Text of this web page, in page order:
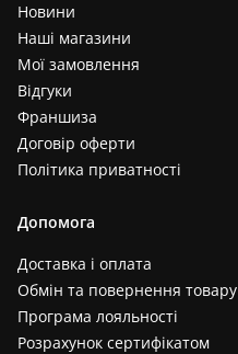
Новини
Наші магазини
Мої замовлення
Відгуки
Франшиза
Договір оферти
Політика приватності
Допомога
Доставка і оплата
Обмін та повернення товару
Програма лояльності
Розрахунок сертифікатом